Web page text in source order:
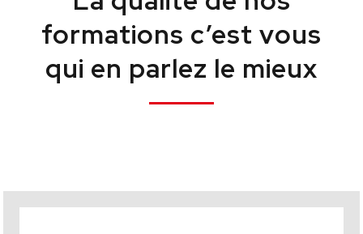
formations c’est vous
qui en parlez le mieux